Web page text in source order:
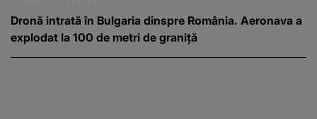
Dronă intrată în Bulgaria dinspre România. Aeronava a
explodat la 100 de metri de graniță